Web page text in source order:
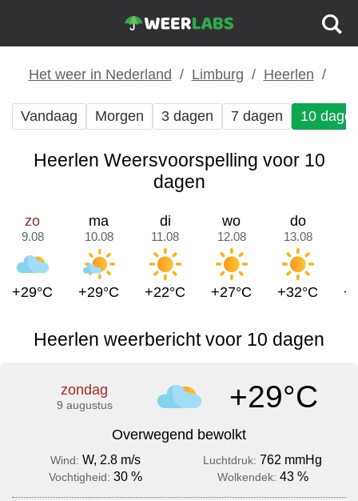
Het weer in Nederland Limburg Heerlen
Vandaag Morgen 3 dagen 7 dagen 10
Heerlen Weersvoorspelling voor 10
dagen
zo
9.08
+29°C
ma
10.08
+29°C
di
11.08
+22°C
wo
12.08
+27°C
do
13.08
+32°C
Heerlen weerbericht voor 10 dagen
zondag
9 augustus +29°C
Overwegend bewolkt
Wind: W, 2.8 m/s Luchtdruk: 762 mmHg
Vochtigheid: 30 % Wolkendek: 43 %